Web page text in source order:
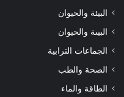
البيئة والحيوان
البيىة والحيوان
الجماعات الترابية
الصحة والطب
الطاقة والماء